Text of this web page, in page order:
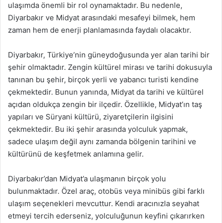
ulaşımda önemli bir rol oynamaktadır. Bu nedenle,
Diyarbakır ve Midyat arasındaki mesafeyi bilmek, hem
zaman hem de enerji planlamasında faydalı olacaktır.
Diyarbakır, Türkiye’nin güneydoğusunda yer alan tarihi bir
şehir olmaktadır. Zengin kültürel mirası ve tarihi dokusuyla
tanınan bu şehir, birçok yerli ve yabancı turisti kendine
çekmektedir. Bunun yanında, Midyat da tarihi ve kültürel
açıdan oldukça zengin bir ilçedir. Özellikle, Midyat’ın taş
yapıları ve Süryani kültürü, ziyaretçilerin ilgisini
çekmektedir. Bu iki şehir arasında yolculuk yapmak,
sadece ulaşım değil aynı zamanda bölgenin tarihini ve
kültürünü de keşfetmek anlamına gelir.
Diyarbakır’dan Midyat’a ulaşmanın birçok yolu
bulunmaktadır. Özel araç, otobüs veya minibüs gibi farklı
ulaşım seçenekleri mevcuttur. Kendi aracınızla seyahat
etmeyi tercih ederseniz, yolculuğunun keyfini çıkarırken